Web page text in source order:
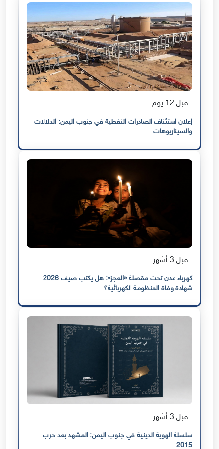
قبل 12 يوم
إعلان استئناف الصادرات النفطية في جنوب اليمن: الدلالات
والسيناريوهات
قبل 3 أشهر
كهرباء عدن تحت مقصلة «العجز»: هل يكتب صيف 2026
شهادة وفاة المنظومة الكهربائية؟
قبل 3 أشهر
سلسلة الهوية الدينية في جنوب اليمن: المشهد بعد حرب
2015